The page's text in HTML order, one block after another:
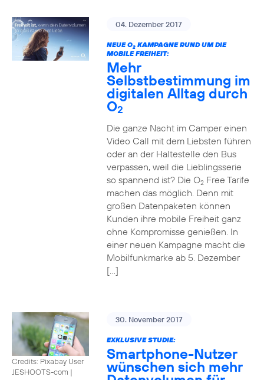
04. Dezember 2017
NEUE O2KAMPAGNE RUND UM DIE
MOBILE FREIHEIT:
Mehr
Selbstbestimmung im
digitalen Alltag durch
O2
Die ganze Nacht im Camper einen
Video Call mit dem Liebsten führen
oder an der Haltestelle den Bus
verpassen, weil die Lieblingsserie
so spannend ist? Die O2Free Tarife
machen das möglich. Denn mit
großen Datenpaketen können
Kunden ihre mobile Freiheit ganz
ohne Kompromisse genießen. In
einer neuen Kampagne macht die
Mobilfunkmarke ab 5. Dezember
[…]
Credits: Pixabay User
JESHOOTS-com |
30. November 2017
EXKLUSIVE STUDIE:
Smartphone-Nutzer
wünschen sich mehr